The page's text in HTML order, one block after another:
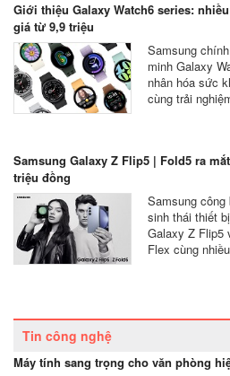
Giới thiệu Galaxy Watch6 series:
giá từ 9,9 triệu
Samsung
minh Galaxy
nhân hóa sức
cùng trải
Samsung Galaxy Z Flip5 | Fold5 ra
triệu đồng
Samsung
sinh thái thiết
Galaxy Z Flip5
Flex cùng
Tin công nghệ
Máy tính sang trọng cho văn phòng